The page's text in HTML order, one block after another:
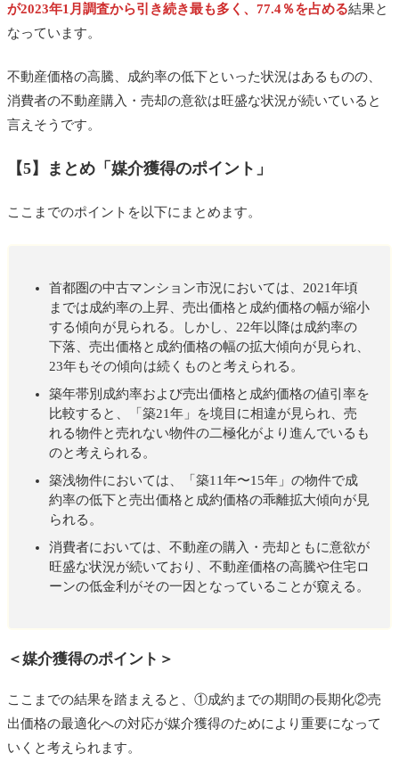
が2023年1月調査から引き続き最も多く、77.4％を占める結果と
なっています。
不動産価格の高騰、成約率の低下といった状況はあるものの、
消費者の不動産購入・売却の意欲は旺盛な状況が続いていると
言えそうです。
【5】まとめ「媒介獲得のポイント」
ここまでのポイントを以下にまとめます。
首都圏の中古マンション市況においては、2021年頃
までは成約率の上昇、売出価格と成約価格の幅が縮小
する傾向が見られる。しかし、22年以降は成約率の
下落、売出価格と成約価格の幅の拡大傾向が見られ、
23年もその傾向は続くものと考えられる。
築年帯別成約率および売出価格と成約価格の値引率を
比較すると、「築21年」を境目に相違が見られ、売
れる物件と売れない物件の二極化がより進んでいるも
のと考えられる。
築浅物件においては、「築11年〜15年」の物件で成
約率の低下と売出価格と成約価格の乖離拡大傾向が見
られる。
消費者においては、不動産の購入・売却ともに意欲が
旺盛な状況が続いており、不動産価格の高騰や住宅ロ
ーンの低金利がその一因となっていることが窺える。
＜媒介獲得のポイント＞
ここまでの結果を踏まえると、①成約までの期間の長期化②売
出価格の最適化への対応が媒介獲得のためにより重要になって
いくと考えられます。